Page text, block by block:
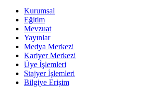
Kurumsal
Eğitim
Mevzuat
Yayınlar
Medya Merkezi
Kariyer Merkezi
Üye İşlemleri
Stajyer İşlemleri
Bilgiye Erişim